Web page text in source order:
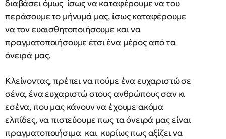
διαβάσει όμως ίσως να καταφέρουμε να του
περάσουμε το μήνυμά μας, ίσως καταφέρουμε
να τον ευαισθητοποιήσουμε και να
πραγματοποιήσουμε έτσι ένα μέρος από τα
όνειρά μας.
Κλείνοντας, πρέπει να πούμε ένα ευχαριστώ σε
σένα, ένα ευχαριστώ στους ανθρώπους σαν κι
εσένα, που μας κάνουν να έχουμε ακόμα
ελπίδες, να πιστεύουμε πως τα όνειρά μας είναι
πραγματοποιήσιμα και κυρίως πως αξίζει να